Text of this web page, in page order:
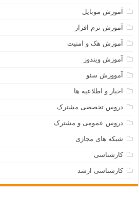
آموزش موبایل
آموزش نرم افزار
آموزش هک و امنیت
آموزش ویندوز
آمووزش سئو
اخبار و اطلاعیه ها
دروس تخصصی مشترک
دروس عمومی و مشترک
شبکه های مجازی
کارشناسی
کارشناسی ارشد